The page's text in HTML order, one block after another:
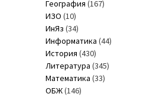
География (167)
ИЗО (10)
ИнЯз (34)
Информатика (44)
История (430)
Литература (345)
Математика (33)
ОБЖ(146)